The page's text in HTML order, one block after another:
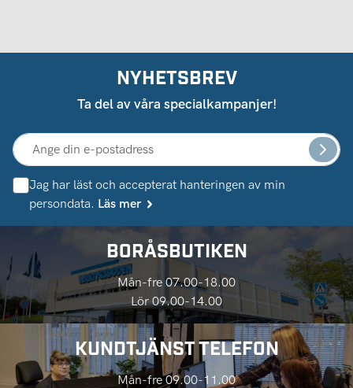
NYHETSBREV
Ta del av våra specialkampanjer!
Jag har läst och accepterat hanteringen av min
persondata. Läs mer
BORÅSBUTIKEN
Mån-fre 07.00-18.00
Lör 09.00-14.00
KUNDTJÄNST TELEFON
Mån-fre 09.00-11.00